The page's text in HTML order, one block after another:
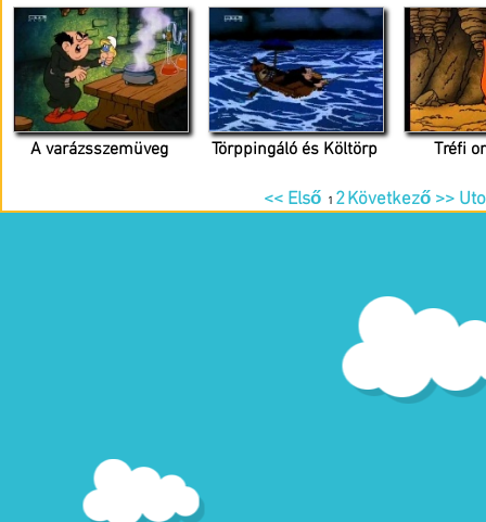
A varázsszemüveg Törppingáló és Költörp Tréfi
<< Első 1 2Következő >>